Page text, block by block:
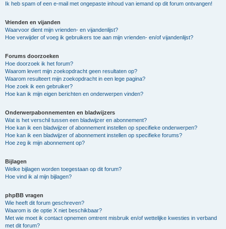
Ik heb spam of een e-mail met ongepaste inhoud van iemand op dit forum ontvangen!
Vrienden en vijanden
Waarvoor dient mijn vrienden- en vijandenlijst?
Hoe verwijder of voeg ik gebruikers toe aan mijn vrienden- en/of vijandenlijst?
Forums doorzoeken
Hoe doorzoek ik het forum?
Waarom levert mijn zoekopdracht geen resultaten op?
Waarom resulteert mijn zoekopdracht in een lege pagina?
Hoe zoek ik een gebruiker?
Hoe kan ik mijn eigen berichten en onderwerpen vinden?
Onderwerpabonnementen en bladwijzers
Wat is het verschil tussen een bladwijzer en abonnement?
Hoe kan ik een bladwijzer of abonnement instellen op specifieke onderwerpen?
Hoe kan ik een bladwijzer of abonnement instellen op specifieke forums?
Hoe zeg ik mijn abonnement op?
Bijlagen
Welke bijlagen worden toegestaan op dit forum?
Hoe vind ik al mijn bijlagen?
phpBB vragen
Wie heeft dit forum geschreven?
Waarom is de optie X niet beschikbaar?
Met wie moet ik contact opnemen omtrent misbruik en/of wettelijke kwesties in verband
met dit forum?